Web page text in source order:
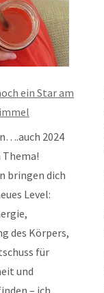
ein Star am
2024
Thema!
bringen dich
Level:
des Körpers,
für
und
– ich